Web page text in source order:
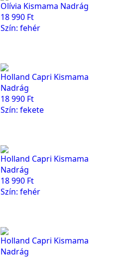
Olívia Kismama Nadrág
18 990 Ft
Szín: fehér
Holland Capri Kismama
Nadrág
18 990 Ft
Szín: fekete
Holland Capri Kismama
Nadrág
18 990 Ft
Szín: fehér
Holland Capri Kismama
Nadrág